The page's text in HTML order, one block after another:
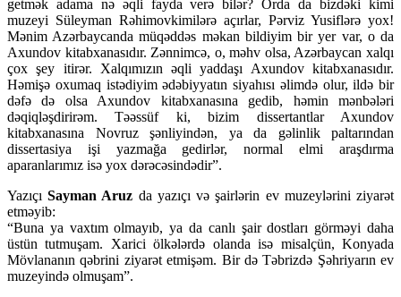
getmək adama nə əqli fayda verə bilər? Orda da bizdəki kimi
muzeyi Süleyman Rəhimovkimilərə açırlar, Pərviz Yusiflərə yox!
Mənim Azərbaycanda müqəddəs məkan bildiyim bir yer var, o da
Axundov kitabxanasıdır. Zənnimcə, o, məhv olsa, Azərbaycan xalqı
çox şey itirər. Xalqımızın əqli yaddaşı Axundov kitabxanasıdır.
Həmişə oxumaq istədiyim ədəbiyyatın siyahısı əlimdə olur, ildə bir
dəfə də olsa Axundov kitabxanasına gedib, həmin mənbələri
dəqiqləşdirirəm. Təəssüf ki, bizim dissertantlar Axundov
kitabxanasına Novruz şənliyindən, ya da gəlinlik paltarından
dissertasiya işi yazmağa gedirlər, normal elmi araşdırma
aparanlarımız isə yox dərəcəsindədir”.
YazıçıSayman Aruz da yazıçı və şairlərin ev muzeylərini ziyarət
etməyib:
“Buna ya vaxtım olmayıb, ya da canlı şair dostları görməyi daha
üstün tutmuşam. Xarici ölkələrdə olanda isə misalçün, Konyada
Mövlananın qəbrini ziyarət etmişəm. Bir də Təbrizdə Şəhriyarın ev
muzeyində olmuşam”.